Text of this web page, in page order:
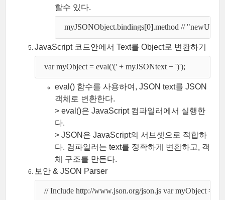
할수 있다.
  myJSONObject.bindings[0].method // "newURI"
JavaScript 코드안에서 Text를 Object로 변환하기
  var myObject = eval('(' + myJSONtext + ')');
eval() 함수를 사용하여, JSON text를 JSON
객체로 변환한다.
> eval()은 JavaScript 컴파일러에서 실행한
다.
> JSON은 JavaScript의 서브셋으로 적합하
다. 컴파일러는 text를 정확하게 변환하고, 객
체 구조를 만든다.
보안 & JSON Parser
// Include http://www.json.org/json.js var myObject